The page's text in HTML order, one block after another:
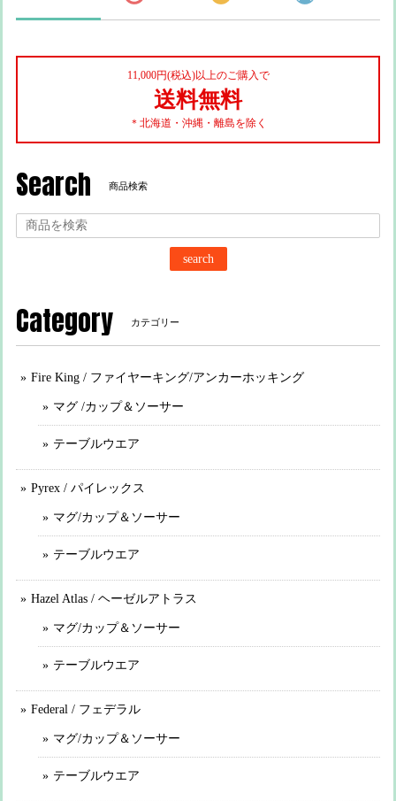
11,000円(税込)以上のご購入で
送料無料
＊北海道・沖縄・離島を除く
Search 商品検索
search
Category カテゴリー
Fire King / ファイヤーキング/アンカーホッキング
マグ /カップ＆ソーサー
テーブルウエア
Pyrex / パイレックス
マグ/カップ＆ソーサー
テーブルウエア
Hazel Atlas / ヘーゼルアトラス
マグ/カップ＆ソーサー
テーブルウエア
Federal / フェデラル
マグ/カップ＆ソーサー
テーブルウエア